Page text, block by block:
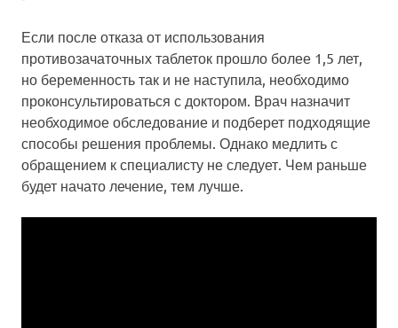
Если после отказа от использования
противозачаточных таблеток прошло более 1,5 лет,
но беременность так и не наступила, необходимо
проконсультироваться с доктором. Врач назначит
необходимое обследование и подберет подходящие
способы решения проблемы. Однако медлить с
обращением к специалисту не следует. Чем раньше
будет начато лечение, тем лучше.